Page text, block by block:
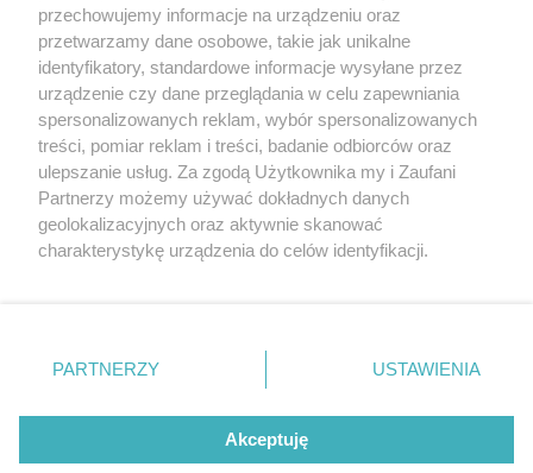
Prywatność Reklama Redakcja Praca Kielce
Facebook.com
Youtube.com
przechowujemy informacje na urządzeniu oraz
przetwarzamy dane osobowe, takie jak unikalne
identyfikatory, standardowe informacje wysyłane przez
urządzenie czy dane przeglądania w celu zapewniania
spersonalizowanych reklam, wybór spersonalizowanych
treści, pomiar reklam i treści, badanie odbiorców oraz
ulepszanie usług. Za zgodą Użytkownika my i Zaufani
Partnerzy możemy używać dokładnych danych
geolokalizacyjnych oraz aktywnie skanować
charakterystykę urządzenia do celów identyfikacji.
zmienić/wycofać klikając przycisk ustawień prywatności
znajdujący się w lewym dolnym rogu strony
. Niektóre
użytkownika, ale masz prawo sprzeciwić się takiemu
przetwarzaniu. Preferencje będą miały zastosowania tylko
PARTNERZY USTAWIENIA
Akceptuję